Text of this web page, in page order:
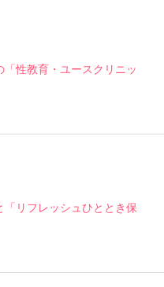
性教育・ユースクリニッ
リフレッシュひととき保